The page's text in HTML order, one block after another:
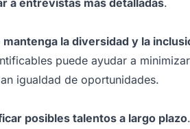
la diversidad y la
puede ayudar a
igualdad de oportunidades.
posibles talentos a largo plazo